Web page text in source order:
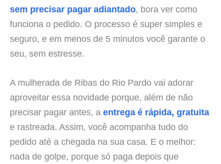
sem precisar pagar adiantado, bora ver como
funciona o pedido. O processo é super simples e
seguro, e em menos de 5 minutos você garante o
seu, sem estresse.
A mulherada de Ribas do Rio Pardo vai adorar
aproveitar essa novidade porque, além de não
precisar pagar antes, a entrega é rápida, gratuita
e rastreada. Assim, você acompanha tudo do
pedido até a chegada na sua casa. E o melhor:
nada de golpe, porque só paga depois que